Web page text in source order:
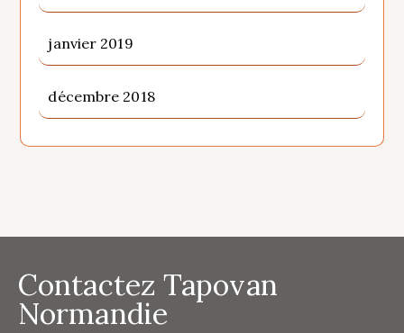
janvier 2019
décembre 2018
Contactez Tapovan
Normandie